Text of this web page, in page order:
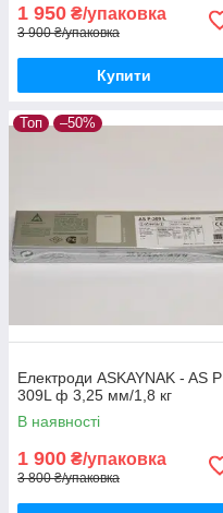
1 950 ₴/упаковка
3 900 ₴/упаковка
Купити
Топ –50%
Електроди ASKAYNAK - AS P
309L ф 3,25 мм/1,8 кг
В наявності
1 900 ₴/упаковка
3 800 ₴/упаковка